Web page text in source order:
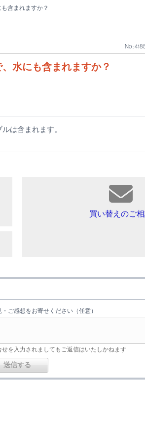
含まれますか？
No :
水にも含まれますか？
は含まれます。
買い替えのご
・ご感想をお寄せください（任意）
せを入力されましてもご返信はいたしかねます